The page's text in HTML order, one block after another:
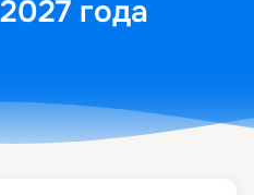
года